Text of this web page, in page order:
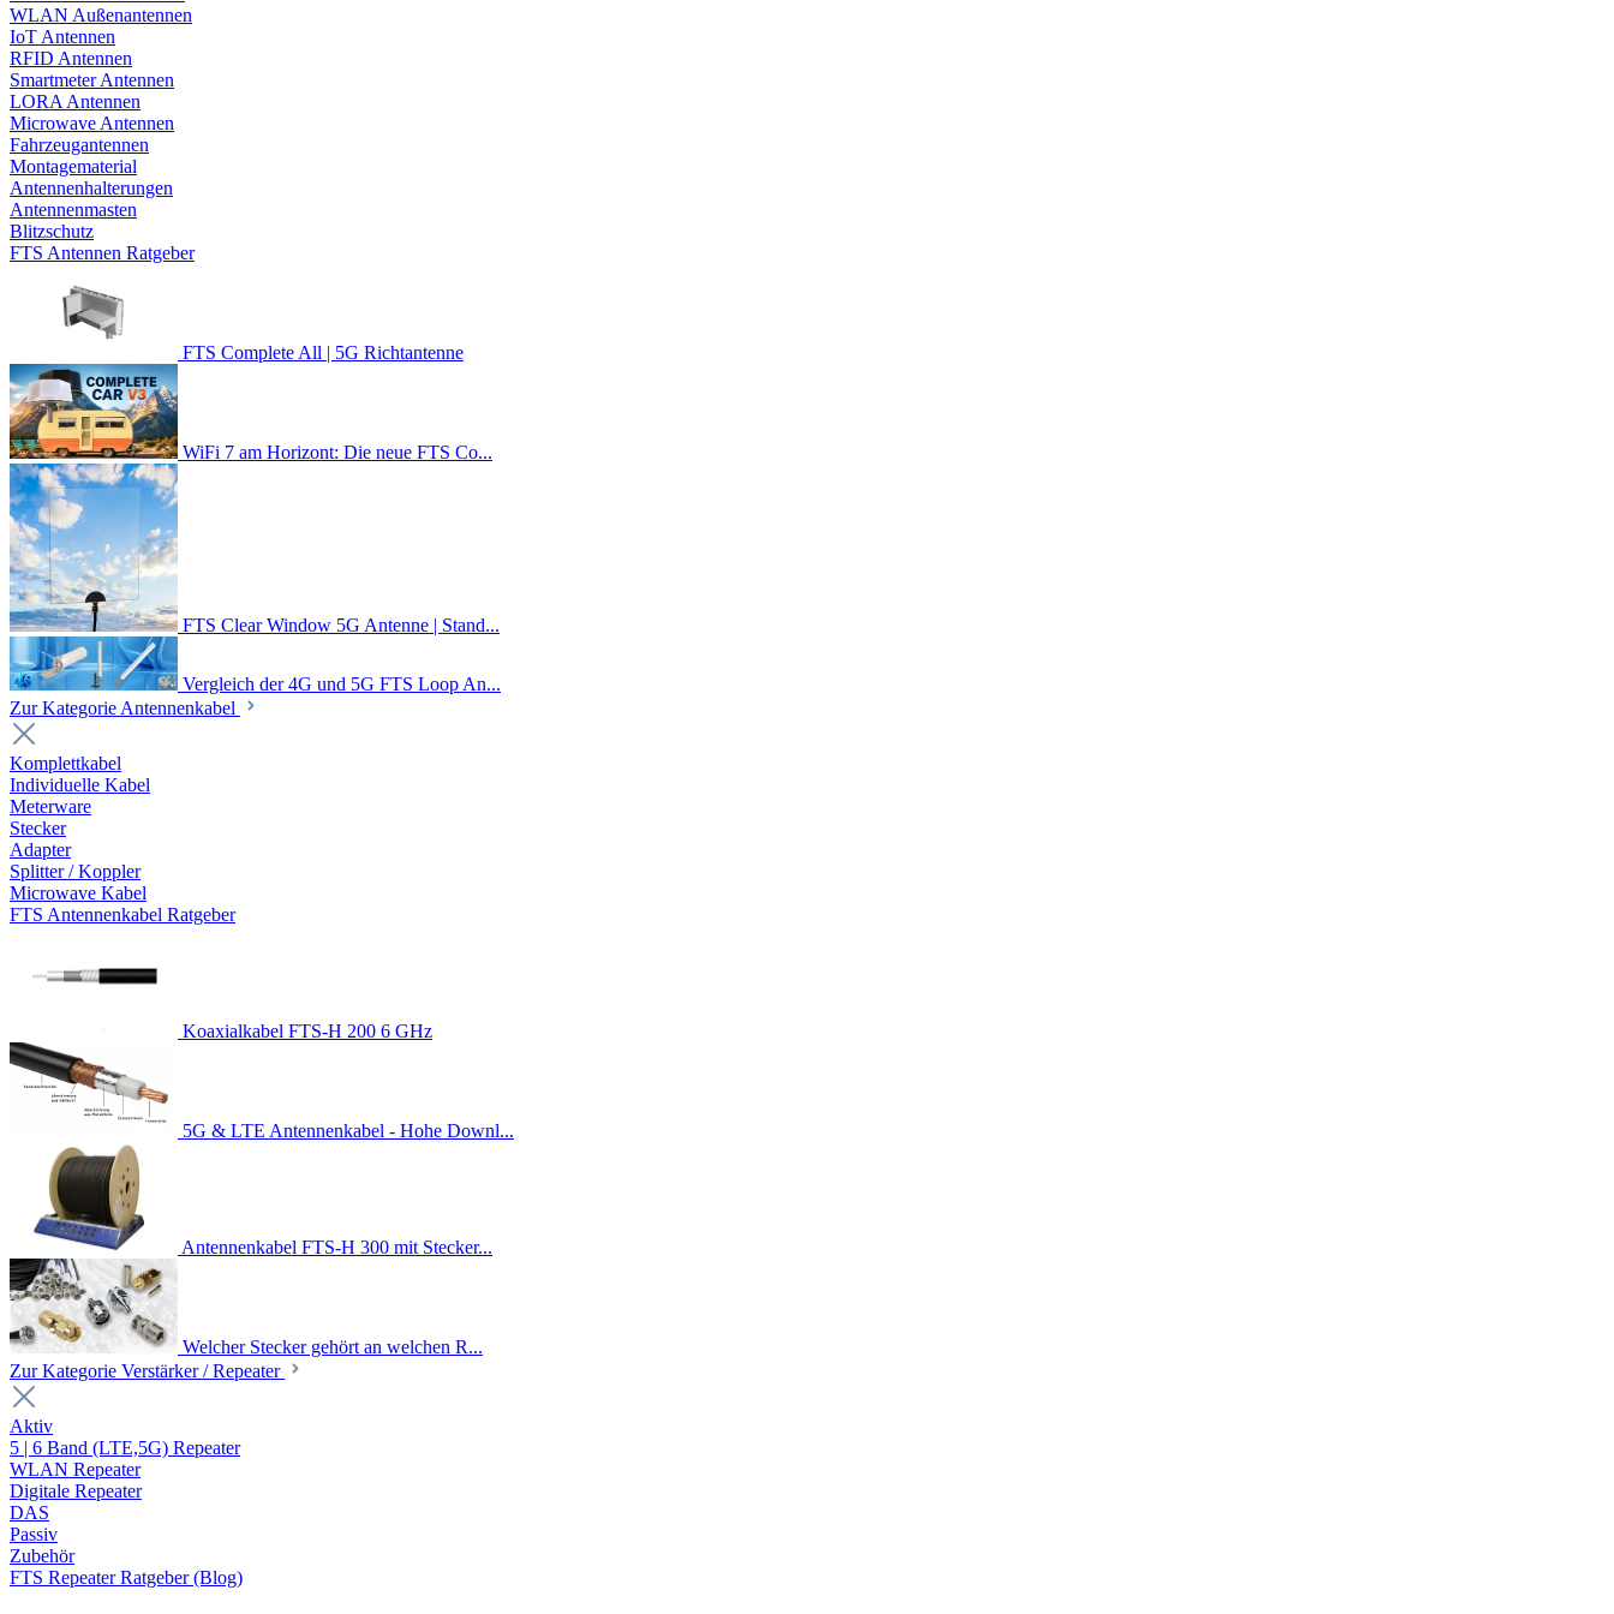
WLAN Außenantennen
IoT Antennen
RFID Antennen
Smartmeter Antennen
LORA Antennen
Microwave Antennen
Fahrzeugantennen
Montagematerial
Antennenhalterungen
Antennenmasten
Blitzschutz
FTS Antennen Ratgeber
FTS Complete All | 5G Richtantenne
WiFi 7 am Horizont: Die neue FTS Co...
FTS Clear Window 5G Antenne | Stand...
Vergleich der 4G und 5G FTS Loop An...
Zur Kategorie Antennenkabel
Komplettkabel
Individuelle Kabel
Meterware
Stecker
Adapter
Splitter / Koppler
Microwave Kabel
FTS Antennenkabel Ratgeber
Koaxialkabel FTS-H 200 6 GHz
5G & LTE Antennenkabel - Hohe Downl...
Antennenkabel FTS-H 300 mit Stecker...
Welcher Stecker gehört an welchen R...
Zur Kategorie Verstärker / Repeater
Aktiv
5 | 6 Band (LTE,5G) Repeater
WLAN Repeater
Digitale Repeater
DAS
Passiv
Zubehör
FTS Repeater Ratgeber (Blog)